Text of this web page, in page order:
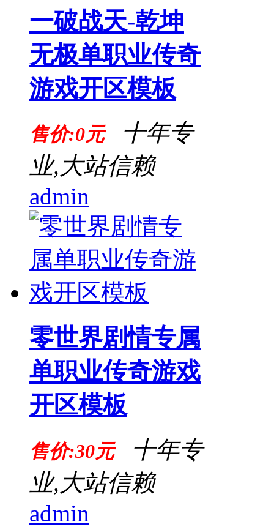
一破战天-乾坤
无极单职业传奇
游戏开区模板
售价:0元
十年专
业,大站信赖
admin
零世界剧情专属
单职业传奇游戏
开区模板
售价:30元
十年专
业,大站信赖
admin